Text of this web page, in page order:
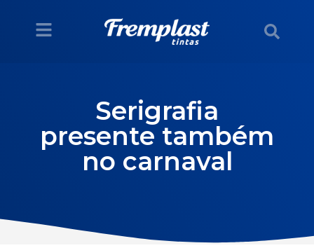
Serigrafia
presente também
no carnaval